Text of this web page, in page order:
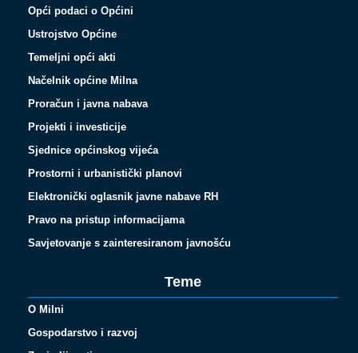
Opći podaci o Općini
Ustrojstvo Općine
Temeljni opći akti
Načelnik općine Milna
Proračun i javna nabava
Projekti i investicije
Sjednice općinskog vijeća
Prostorni i urbanistički planovi
Elektronički oglasnik javne nabave RH
Pravo na pristup informacijama
Savjetovanje s zainteresiranom javnošću
Teme
O Milni
Gospodarstvo i razvoj